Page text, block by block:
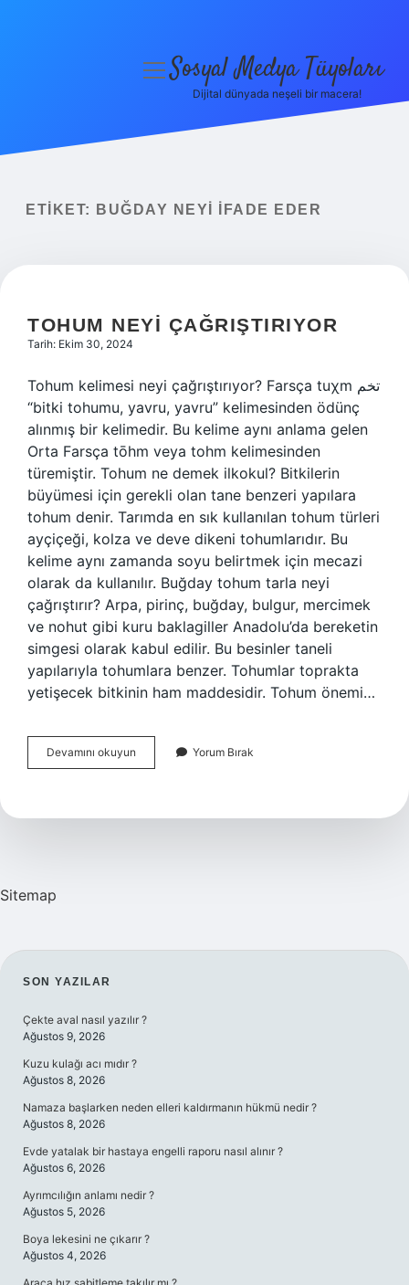
Yasal Uyarı
menüyüSosyal Medya Tüyoları
Dijital dünyada neşeli bir macera!
ETIKET: BUĞDAY NEYI IFADE EDER
TOHUM NEYI ÇAĞRIŞTIRIYOR
Tarih: Ekim 30, 2024
Tohum kelimesi neyi çağrıştırıyor? Farsça tuχm تخم
“bitki tohumu, yavru, yavru” kelimesinden ödünç
alınmış bir kelimedir. Bu kelime aynı anlama gelen
Orta Farsça tōhm veya tohm kelimesinden
türemiştir. Tohum ne demek ilkokul? Bitkilerin
büyümesi için gerekli olan tane benzeri yapılara
tohum denir. Tarımda en sık kullanılan tohum türleri
ayçiçeği, kolza ve deve dikeni tohumlarıdır. Bu
kelime aynı zamanda soyu belirtmek için mecazi
olarak da kullanılır. Buğday tohum tarla neyi
çağrıştırır? Arpa, pirinç, buğday, bulgur, mercimek
ve nohut gibi kuru baklagiller Anadolu’da bereketin
simgesi olarak kabul edilir. Bu besinler taneli
yapılarıyla tohumlara benzer. Tohumlar toprakta
yetişecek bitkinin ham maddesidir. Tohum önemi…
Devamını okuyun
Neyi
Yorum Bırak
Sitemap
SIDEBAR
SON YAZILAR
Çekte aval nasıl yazılır ?
Ağustos 9, 2026
Kuzu kulağı acı mıdır ?
Ağustos 8, 2026
Namaza başlarken neden elleri kaldırmanın hükmü nedir ?
Ağustos 8, 2026
Evde yatalak bir hastaya engelli raporu nasıl alınır ?
Ağustos 6, 2026
Ayrımcılığın anlamı nedir ?
Ağustos 5, 2026
Boya lekesini ne çıkarır ?
Ağustos 4, 2026